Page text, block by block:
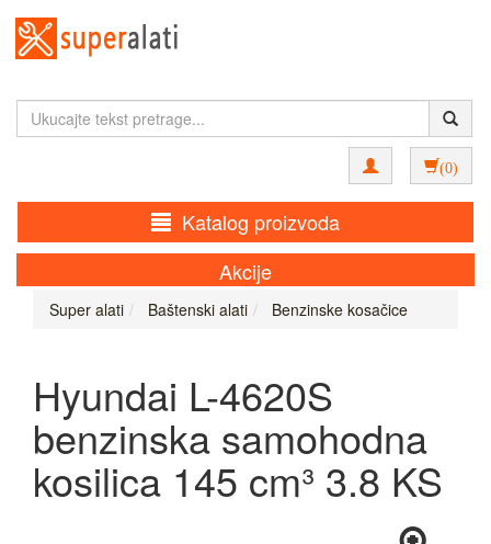
(0)
Katalog proizvoda
Akcije
Super alati Baštenski alati Benzinske kosačice
Hyundai L-4620S
benzinska samohodna
kosilica 145 cm³ 3.8 KS